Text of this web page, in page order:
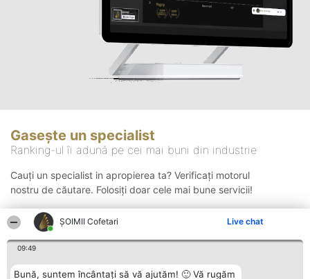
ȘOIMII Cofetari Live chat
09:49
Bună, suntem încântați să vă ajutăm! 🙂 Vă rugăm
Gasește un specialist
Ranking-ul îi adună pe cei mai buni din industrie
Cauți un specialist in apropierea ta? Verificați motorul
nostru de căutare. Folosiți doar cele mai bune servicii!